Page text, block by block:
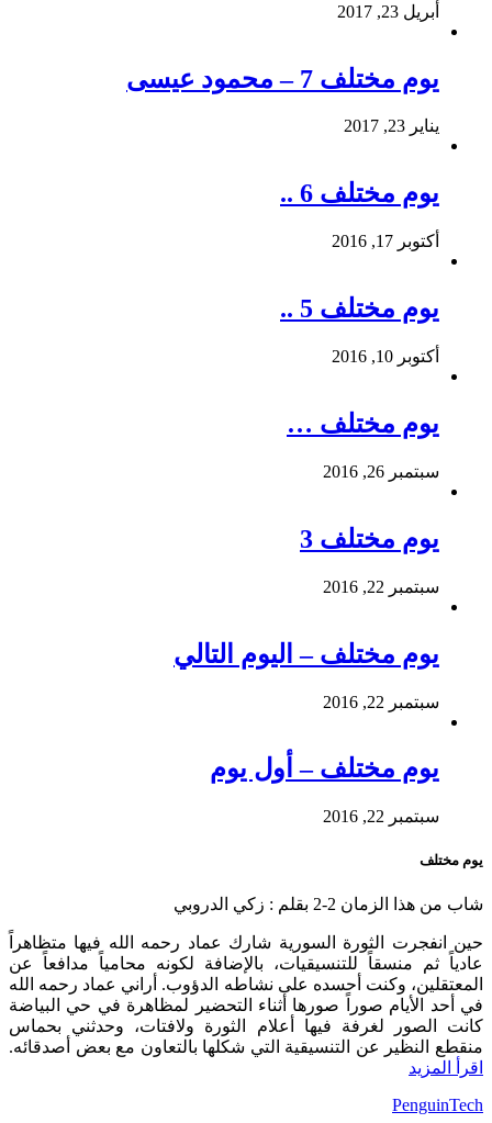
أبريل 23, 2017
يوم مختلف 7 – محمود عيسى
يناير 23, 2017
يوم مختلف 6 ..
أكتوبر 17, 2016
يوم مختلف 5 ..
أكتوبر 10, 2016
يوم مختلف …
سبتمبر 26, 2016
يوم مختلف 3
سبتمبر 22, 2016
يوم مختلف – اليوم التالي
سبتمبر 22, 2016
يوم مختلف – أول يوم
سبتمبر 22, 2016
يوم مختلف
شاب من هذا الزمان 2-2 بقلم : زكي الدروبي
حين انفجرت الثورة السورية شارك عماد رحمه الله فيها متظاهراً
عادياً ثم منسقاً للتنسيقيات، بالإضافة لكونه محامياً مدافعاً عن
المعتقلين، وكنت أحسده على نشاطه الدؤوب. أراني عماد رحمه الله
في أحد الأيام صوراً صورها أثناء التحضير لمظاهرة في حي البياضة
كانت الصور لغرفة فيها أعلام الثورة ولافتات، وحدثني بحماس
منقطع النظير عن التنسيقية التي شكلها بالتعاون مع بعض أصدقائه.
اقرأ المزيد
PenguinTech